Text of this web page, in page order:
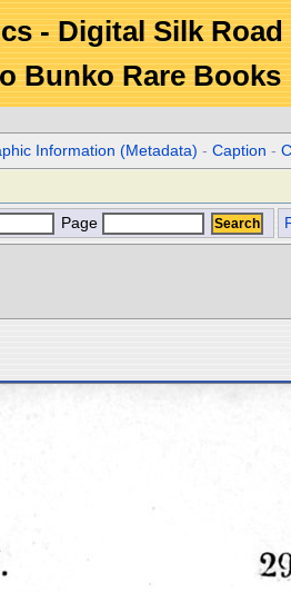
- Digital Silk Road
Bunko Rare Books
Information (Metadata) -Caption -
Page